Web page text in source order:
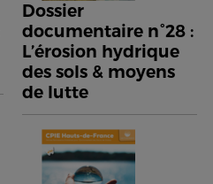
Dossier
documentaire n°28 :
L’érosion hydrique
des sols & moyens
de lutte